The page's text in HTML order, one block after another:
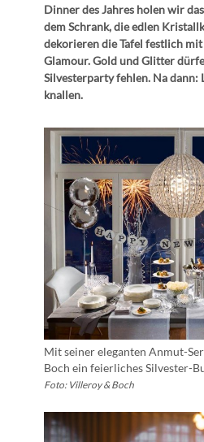
Dinner des Jahres holen wir
dem Schrank, die edlen
dekorieren die Tafel festlich
Glamour. Gold und Glitter
Silvesterparty fehlen. Na dann:
knallen.
Mit seiner eleganten Anmut-
Boch ein feierliches Silvester-
Foto: Villeroy & Boch